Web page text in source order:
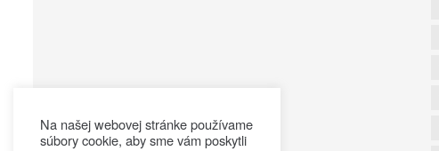
Na našej webovej stránke používame
súbory cookie, aby sme vám poskytli